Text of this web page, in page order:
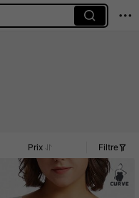
Prix Filtre